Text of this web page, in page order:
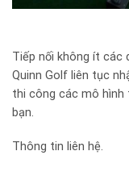
Tiếp nối không ít các
Quinn Golf liên tục
thi công các mô hình
bạn.
Thông tin liên hệ.